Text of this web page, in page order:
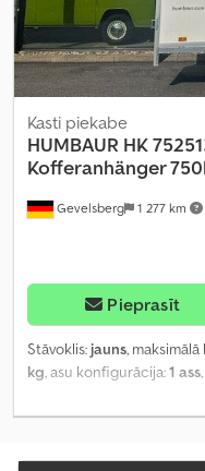
Gevelsberg 1 277 km
Kasti piekabe
HUMBAUR HK
Kofferanhänger
Pieprasīt
Stāvoklis: jauns,
kg, asu konfigurācija:1 ass
augstums:1 520 mm,